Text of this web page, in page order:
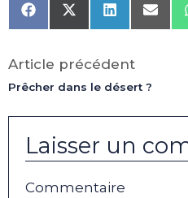
Share
on
Share
on
(Twitter)
Share
on
on
Article précédent
Prêcher dans le désert ?
Laisser un
Commentaire